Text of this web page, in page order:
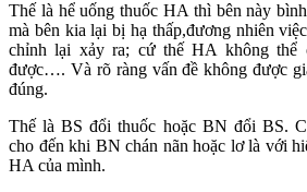
Thế là hể uống thuốc HA thì bên này
mà bên kia lại bị hạ thấp,đương nhiên
chỉnh lại xảy ra; cứ thế HA không thể
được…. Và rõ ràng vấn đề không được
đúng.
Thế là BS đổi thuốc hoặc BN đổi BS.
cho đến khi BN chán nãn hoặc lơ là với
HA của mình.